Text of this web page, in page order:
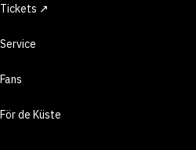
Tickets ↗
Service
Fans
För de Küste